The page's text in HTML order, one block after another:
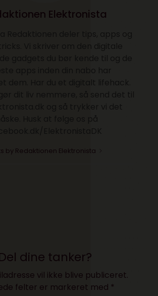
Elektronista
by Redaktionen Elektronista
dine tanker?
vil ikke blive publiceret.
felter er markeret med *